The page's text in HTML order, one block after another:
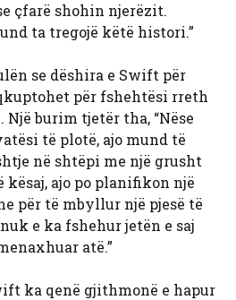
çfarë shohin njerëzit.
ta tregojë këtë histori.”
se dëshira e Swift për
për fshehtësi rreth
Një burim tjetër tha, “Nëse
të plotë, ajo mund të
në shtëpi me një grusht
kësaj, ajo po planifikon një
për të mbyllur një pjesë të
e ka fshehur jetën e saj
atë.”
ka qenë gjithmonë e hapur